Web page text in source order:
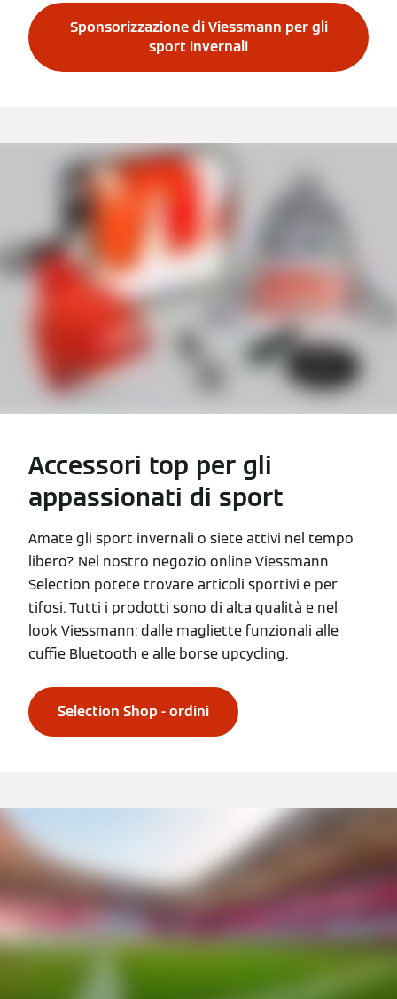
Sponsorizzazione di Viessmann per gli
sport invernali
Accessori top per gli
appassionati di sport
Amate gli sport invernali o siete attivi nel tempo
libero? Nel nostro negozio online Viessmann
Selection potete trovare articoli sportivi e per
tifosi. Tutti i prodotti sono di alta qualità e nel
look Viessmann: dalle magliette funzionali alle
cuffie Bluetooth e alle borse upcycling.
Selection Shop - ordini